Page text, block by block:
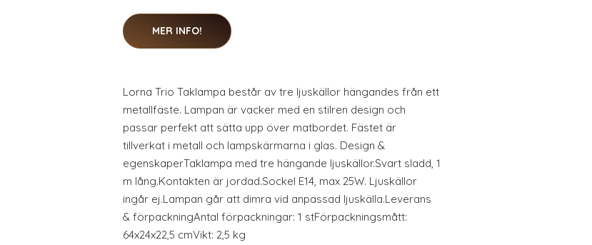
MER INFO!
Lorna Trio Taklampa består av tre ljuskällor hängandes från ett
metallfäste. Lampan är vacker med en stilren design och
passar perfekt att sätta upp över matbordet. Fästet är
tillverkat i metall och lampskärmarna i glas. Design &
egenskaperTaklampa med tre hängande ljuskällor.Svart sladd, 1
m lång.Kontakten är jordad.Sockel E14, max 25W. Ljuskällor
ingår ej.Lampan går att dimra vid anpassad ljuskälla.Leverans
& förpackningAntal förpackningar: 1 stFörpackningsmått:
64x24x22,5 cmVikt: 2,5 kg